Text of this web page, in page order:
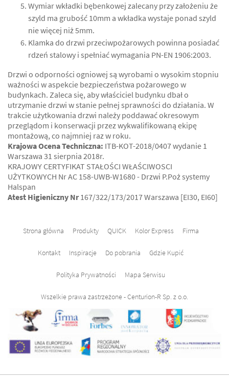
Wymiar wkładki bębenkowej zalecany przy założeniu że
szyld ma grubość 10mm a wkładka wystaje ponad szyld
nie więcej niż 5mm.
Klamka do drzwi przeciwpożarowych powinna posiadać
rdzeń stalowy i spełniać wymagania PN-EN 1906:2003.
Drzwi o odporności ogniowej są wyrobami o wysokim stopniu
ważności w aspekcie bezpieczeństwa pożarowego w
budynkach. Zaleca się, aby właściciel budynku dbał o
utrzymanie drzwi w stanie pełnej sprawności do działania. W
trakcie użytkowania drzwi należy poddawać okresowym
przeglądom i konserwacji przez wykwalifikowaną ekipę
montażową, co najmniej raz w roku.
Krajowa Ocena Techniczna: ITB-KOT-2018/0407 wydanie 1
Warszawa 31 sierpnia 2018r.
KRAJOWY CERTYFIKAT STAŁOŚCI WŁAŚCIWOSCI
UŻYTKOWYCH Nr AC 158-UWB-W1680 - Drzwi P.Poż systemy
Halspan
Atest Higieniczny Nr167/322/173/2017 Warszawa [EI30, EI60]
Strona główna Produkty QUICK Kolor Express Firma
Kontakt Inspiracje Do pobrania Gdzie Kupić
Polityka Prywatności Mapa Serwisu
Wszelkie prawa zastrzeżone - Centurion-R Sp. z o.o.